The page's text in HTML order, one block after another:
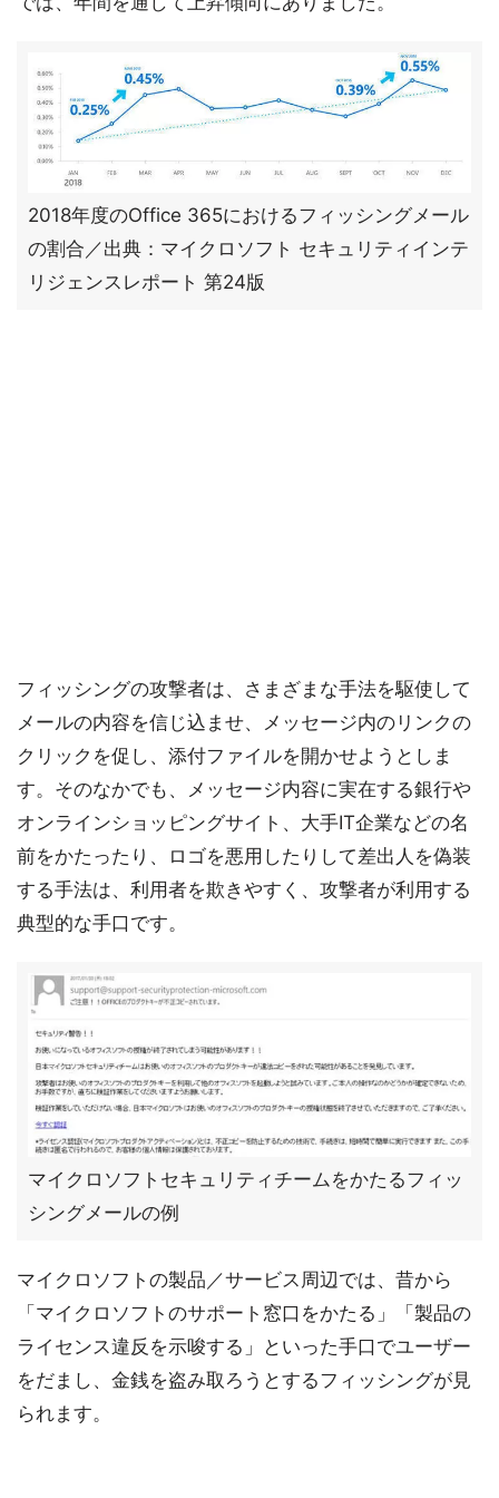
2018年度のOffice 365におけるフィッシングメール
の割合／出典：マイクロソフト セキュリティインテ
リジェンスレポート 第24版
フィッシングの攻撃者は、さまざまな手法を駆使して
メールの内容を信じ込ませ、メッセージ内のリンクの
クリックを促し、添付ファイルを開かせようとしま
す。そのなかでも、メッセージ内容に実在する銀行や
オンラインショッピングサイト、大手IT企業などの名
前をかたったり、ロゴを悪用したりして差出人を偽装
する手法は、利用者を欺きやすく、攻撃者が利用する
典型的な手口です。
マイクロソフトセキュリティチームをかたるフィッ
シングメールの例
マイクロソフトの製品／サービス周辺では、昔から
「マイクロソフトのサポート窓口をかたる」「製品の
ライセンス違反を示唆する」といった手口でユーザー
をだまし、金銭を盗み取ろうとするフィッシングが見
られます。